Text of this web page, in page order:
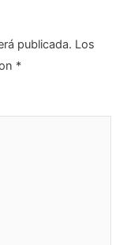
publicada. Los
*